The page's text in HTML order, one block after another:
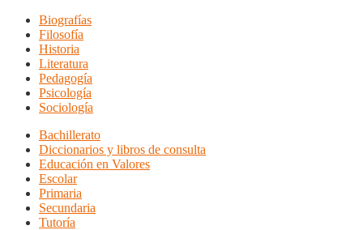
Biografías
Filosofía
Historia
Literatura
Pedagogía
Psicología
Sociología
Bachillerato
Diccionarios y libros de consulta
Educación en Valores
Escolar
Primaria
Secundaria
Tutoría